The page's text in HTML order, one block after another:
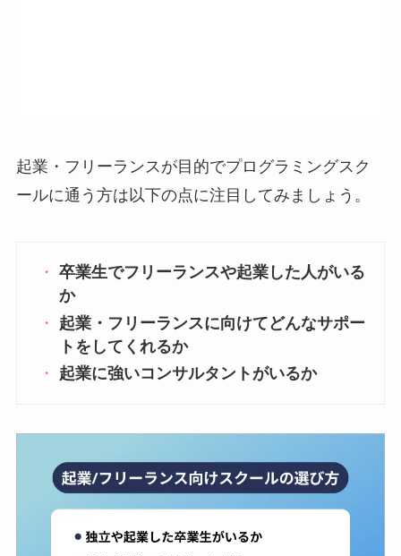
起業・フリーランスが目的でプログラミングスク
ールに通う方は以下の点に注目してみましょう。
卒業生でフリーランスや起業した人がいる
か
起業・フリーランスに向けてどんなサポー
トをしてくれるか
起業に強いコンサルタントがいるか